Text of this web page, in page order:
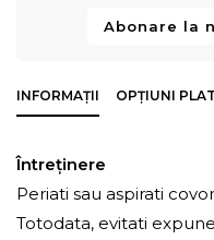
Abonare la
INFORMAȚII OPȚIUNI
Întreţinere
Periati sau aspirati
Totodata, evitati